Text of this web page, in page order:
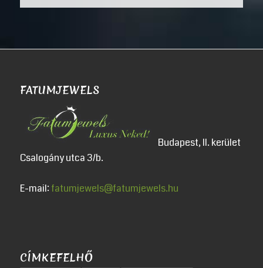
FATUMJEWELS
Budapest, II. kerület
Csalogány utca 3/b.
E-mail: fatumjewels@fatumjewels.hu
CÍMKEFELHŐ